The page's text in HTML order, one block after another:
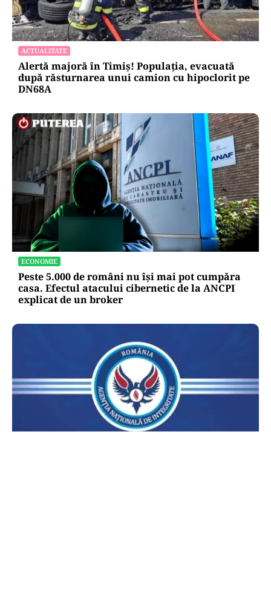
ACTUALITATE
Alertă majoră în Timiș! Populația, evacuată
după răsturnarea unui camion cu hipoclorit pe
DN68A
ECONOMIE
Peste 5.000 de români nu își mai pot cumpăra
casa. Efectul atacului cibernetic de la ANCPI
explicat de un broker